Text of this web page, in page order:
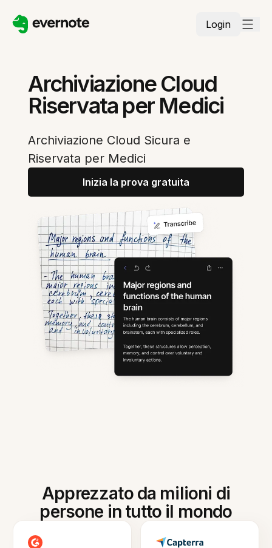
Login
Archiviazione Cloud
Riservata per Medici
Archiviazione Cloud Sicura e
Riservata per Medici
Inizia la prova gratuita
Apprezzato da milioni di
persone in tutto il mondo